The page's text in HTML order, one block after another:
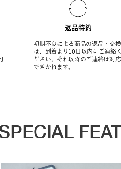
返品特約
初期不良による商品の返品・交換
は、到着より10日以内にご連絡く
ださい。それ以降のご連絡は対応
できかねます。